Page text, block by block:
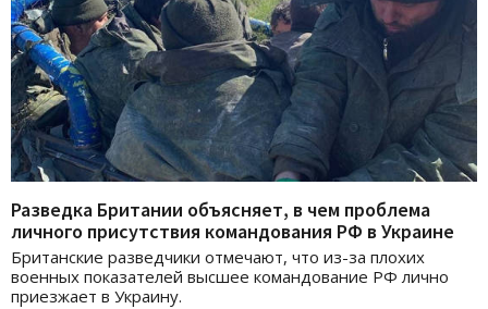
Разведка Британии объясняет, в чем проблема
личного присутствия командования РФ в Украине
Британские разведчики отмечают, что из-за плохих
военных показателей высшее командование РФ лично
приезжает в Украину.